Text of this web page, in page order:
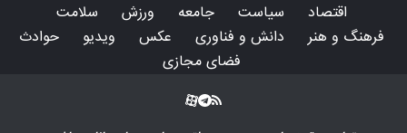
اقتصاد سیاست جامعه ورزش
سلامت
فرهنگ و هنر
دانش و فناوری عکس ویدیو
حوادث
فضای مجازی